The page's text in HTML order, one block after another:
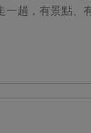
一趟，有景點、